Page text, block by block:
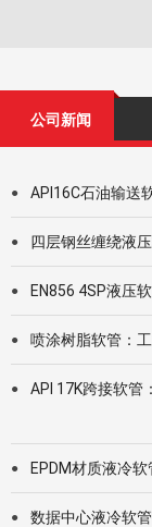
公司新闻
● API16C石油输送
● 四层钢丝缠绕液
● EN856 4SP液压
● 喷涂树脂软管：
●
API 17K跨接软管
● EPDM材质液冷
● 数据中心液冷软